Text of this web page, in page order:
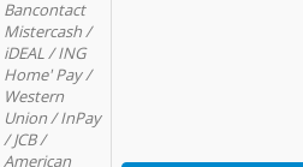
Bancontact
Mistercash /
iDEAL / ING
Home' Pay /
Western
Union / InPay
/ JCB /
American